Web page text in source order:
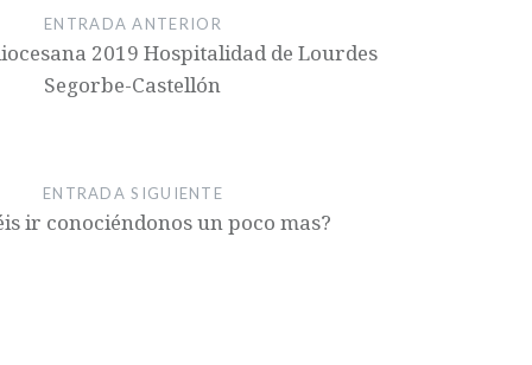
ENTRADA ANTERIOR
2019 Hospitalidad de Lourdes
Segorbe-Castellón
ENTRADA SIGUIENTE
ir conociéndonos un poco mas?